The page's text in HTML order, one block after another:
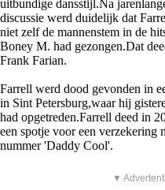
uitbundige dansstijl.Na
discussie werd duidelijk dat
niet zelf de mannenstem in de
Boney M. had gezongen.Dat
Frank Farian.
Farrell werd dood gevonden in
in Sint Petersburg,waar hij
had opgetreden.Farrell deed in
een spotje voor een verzekering
nummer 'Daddy Cool'.
▼